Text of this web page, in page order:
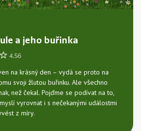
a jeho buřinka
4.56
na krásný den – vydá se proto na
svoji žlutou buřinku. Ale všechno
než čekal. Pojďme se podívat na to,
vyrovnat i s nečekanými událostmi
z míry.